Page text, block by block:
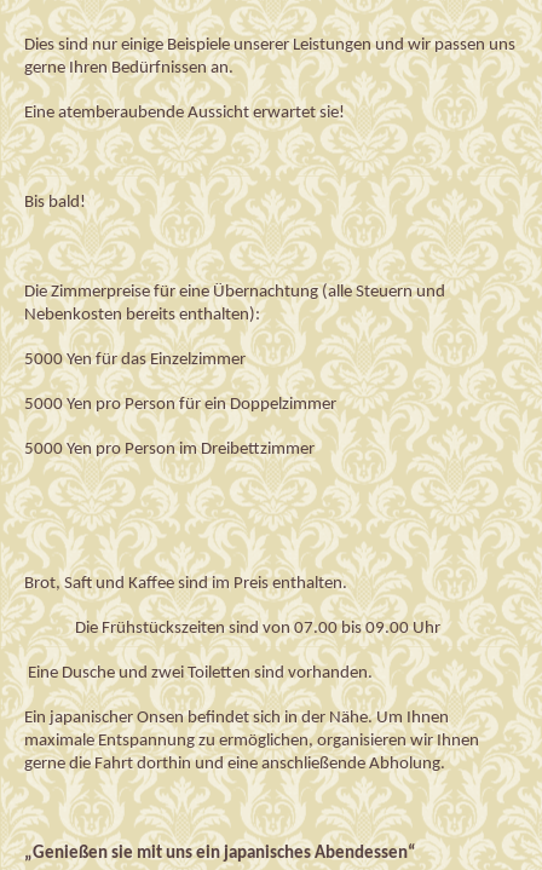
Dies sind nur einige Beispiele unserer Leistungen und wir passen uns
gerne Ihren Bedürfnissen an.
Eine atemberaubende Aussicht erwartet sie!
Bis bald!
Die Zimmerpreise für eine Übernachtung (alle Steuern und
Nebenkosten bereits enthalten):
5000 Yen für das Einzelzimmer
5000 Yen pro Person für ein Doppelzimmer
5000 Yen pro Person im Dreibettzimmer
Brot, Saft und Kaffee sind im Preis enthalten.
Die Frühstückszeiten sind von 07.00 bis 09.00 Uhr
Eine Dusche und zwei Toiletten sind vorhanden.
Ein japanischer Onsen befindet sich in der Nähe. Um Ihnen
maximale Entspannung zu ermöglichen, organisieren wir Ihnen
gerne die Fahrt dorthin und eine anschließende Abholung.
„Genießen sie mit uns ein japanisches Abendessen“